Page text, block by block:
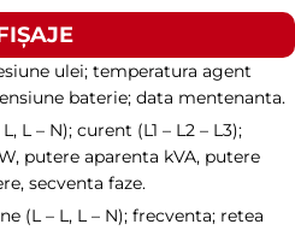
ulei; temperatura agent
baterie; data mentenanta.
L – N); curent (L1 – L2 – L3);
putere aparenta kVA, putere
secventa faze.
(L – L, L – N); frecventa; retea